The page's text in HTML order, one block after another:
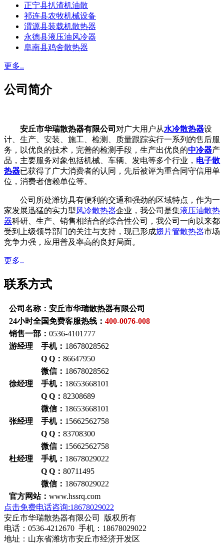
正宁县扒渣机油散
祁连县农牧机械设备
渭源县装载机散热器
永德县液压油风冷器
阜南县鸡舍散热器
更多..
公司简介
安丘市华瑞散热器有限公司 对广大用户从水冷散热器设
计、生产、安装、施工、检测、质量跟踪实行一系列的售后服
务，以优良的技术，完善的检测手段，生产出优良的中冷器产
品，主要服务对象包括机械、车辆、发电等多个行业， 电子散
热器已获得了广大消费者的认同，先后被评为重合同守信用单
位，消费者信赖单位等。
公司所处潍坊具有便利的交通和强劲的区域特点，作为一
家发展迅猛的实力型风冷散热器企业，我公司是集液压油散热
器科研、生产、销售相结合的综合性公司，我公司一向以来都
受到上级领导部门的关注与支持，现已形成翅片管散热器市场
竞争力强，应用普及率高的良好局面。
更多..
联系方式
公司名称：安丘市华瑞散热器有限公司
24小时全国免费客服热线： 400-0076-008
销售一部： 0536-4101777
游经理 手机： 18678028562
Q Q： 86647950
微信： 18678028562
徐经理 手机： 18653668101
Q Q： 82308689
微信： 18653668101
张经理 手机： 15662562758
Q Q： 83708300
微信： 15662562758
杜经理 手机： 18678029022
Q Q： 80711495
微信： 18678029022
官方网站： www.hssrq.com
点击免费电话咨询:18678029022
安丘市华瑞散热器有限公司 版权所有
电话：0536-4212670 手机：18678029022
地址：山东省潍坊市安丘市经济开发区